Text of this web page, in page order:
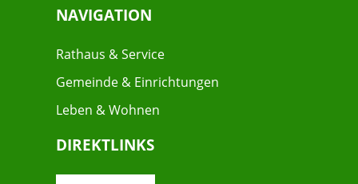
NAVIGATION
Rathaus & Service
Gemeinde & Einrichtungen
Leben & Wohnen
DIREKTLINKS